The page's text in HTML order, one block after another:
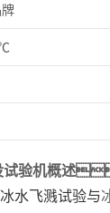
试验机概述
水飞溅试验与